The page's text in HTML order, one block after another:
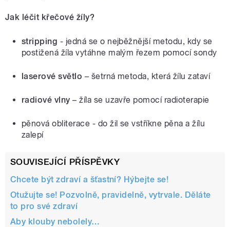
Jak léčit křečové žíly?
stripping - jedná se o nejběžnější metodu, kdy se
postižená žíla vytáhne malým řezem pomocí sondy
laserové světlo – šetrná metoda, která žílu zataví
radiové vlny – žíla se uzavře pomocí radioterapie
pěnová obliterace - do žil se vstříkne pěna a žílu
zalepí
SOUVISEJÍCÍ PŘÍSPĚVKY
Chcete být zdraví a šťastní? Hýbejte se!
Otužujte se! Pozvolně, pravidelně, vytrvale. Děláte
to pro své zdraví
Aby klouby nebolely…